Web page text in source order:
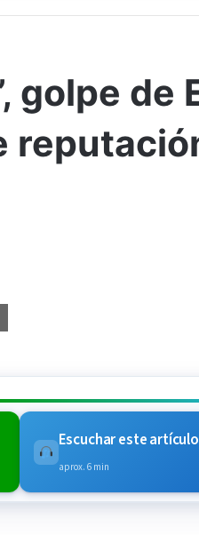
golpe de
Escuchar este artículo
aprox. 6 min